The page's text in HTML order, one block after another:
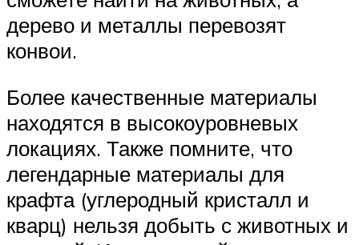
дерево и металлы перевозят
конвои.
Более качественные материалы
находятся в высокоуровневых
локациях. Также помните, что
легендарные материалы для
крафта (углеродный кристалл и
кварц) нельзя добыть с животных и